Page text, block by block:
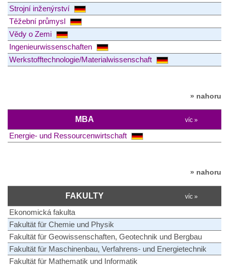
Strojní inženýrství
Těžební průmysl
Vědy o Zemi
Ingenieurwissenschaften
Werkstofftechnologie/Materialwissenschaft
» nahoru
MBA víc »
Energie- und Ressourcenwirtschaft
» nahoru
FAKULTY víc »
Ekonomická fakulta
Fakultät für Chemie und Physik
Fakultät für Geowissenschaften, Geotechnik und Bergbau
Fakultät für Maschinenbau, Verfahrens- und Energietechnik
Fakultät für Mathematik und Informatik